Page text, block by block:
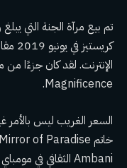
Magnificence.
السعر الغريب ليس بالأمر
Ambani الثقافي في مومباي في أبريل 2023، وفقًا لمجلة GQ India.